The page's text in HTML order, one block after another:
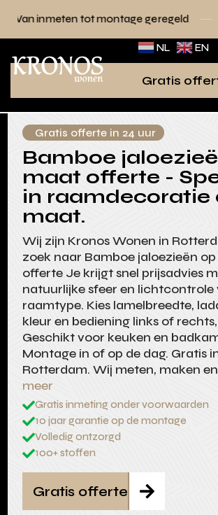
montage geregeld Stijlvolle
NL EN
Gratis
Gratis offerte in 24 uur
Bamboe
maat offerte -
in raamdecoratie
maat.
Wij zijn Kronos Wonen in
zoek naar Bamboe jaloezieën
offerte Je krijgt snel prijsadvies
natuurlijke sfeer en lichtcontrole
raamtype. Kies lamelbreedte,
kleur en bediening links of
Geschikt voor keuken en
Montage in of op de dag. Gratis
Rotterdam. Wij meten, maken
meer
Gratis inmeting onder voorwaarden
10 jaar garantie op de montage
Volledig ontzorgd
100+ stoffen

Gratis offerte